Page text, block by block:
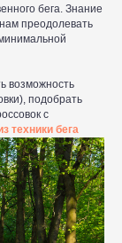
бега. Знание
преодолевать
возможность
подобрать
с
техники бега